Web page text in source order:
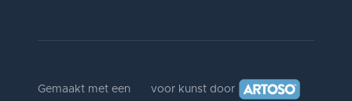
Gemaakt met een voor kunst door